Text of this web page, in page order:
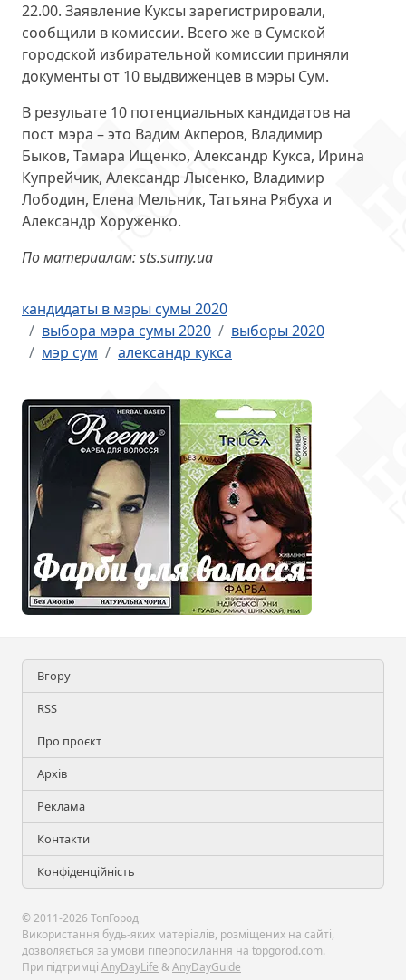
22.00. Заявление Куксы зарегистрировали,
сообщили в комиссии. Всего же в Сумской
городской избирательной комиссии приняли
документы от 10 выдвиженцев в мэры Сум.
В резульате 10 потенциальных кандидатов на
пост мэра – это Вадим Акперов, Владимир
Быков, Тамара Ищенко, Александр Кукса, Ирина
Купрейчик, Александр Лысенко, Владимир
Лободин, Елена Мельник, Татьяна Рябуха и
Александр Хоруженко.
По материалам: sts.sumy.ua
кандидаты в мэры сумы 2020
выбора мэра сумы 2020
выборы 2020
мэр сум
александр кукса
Вгору
RSS
Про проєкт
Архів
Реклама
Контакти
Конфіденційність
© 2011-2026 ТопГород
Використання будь-яких матеріалів, розміщених на сайті,
дозволяється за умови гіперпосилання на topgorod.com.
При підтримці AnyDayLife &AnyDayGuide